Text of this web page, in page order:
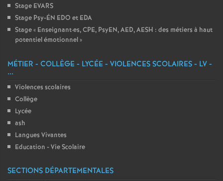
Stage EVARS
Stage Psy-ÉN EDO et EDA
Stage « Enseignant·es, CPE, PsyEN, AED, AESH : des métiers à haut
potentiel émotionnel»
MÉTIER - COLLÈGE - LYCÉE - VIOLENCES SCOLAIRES - LV -
...
Violences scolaires
Collège
Lycée
ash
Langues Vivantes
Education - Vie Scolaire
SECTIONS DÉPARTEMENTALES